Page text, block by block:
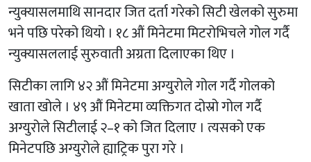
न्युक्यासलमाथि सानदार जित दर्ता गरेको सिटी खेलको सुरुमा
भने पछि परेको थियो । १८ औं मिनेटमा मिटरोभिचले गोल गर्दै
न्युक्यासललाई सुरुवाती अग्रता दिलाएका थिए ।
सिटीका लागि ४२ औं मिनेटमा अग्युरोले गोल गर्दै गोलको
खाता खोले । ४९ औं मिनेटमा व्यक्तिगत दोस्रो गोल गर्दै
अग्युरोले सिटीलाई २–१ को जित दिलाए । त्यसको एक
मिनेटपछि अग्युरोले ह्याट्रिक पुरा गरे ।